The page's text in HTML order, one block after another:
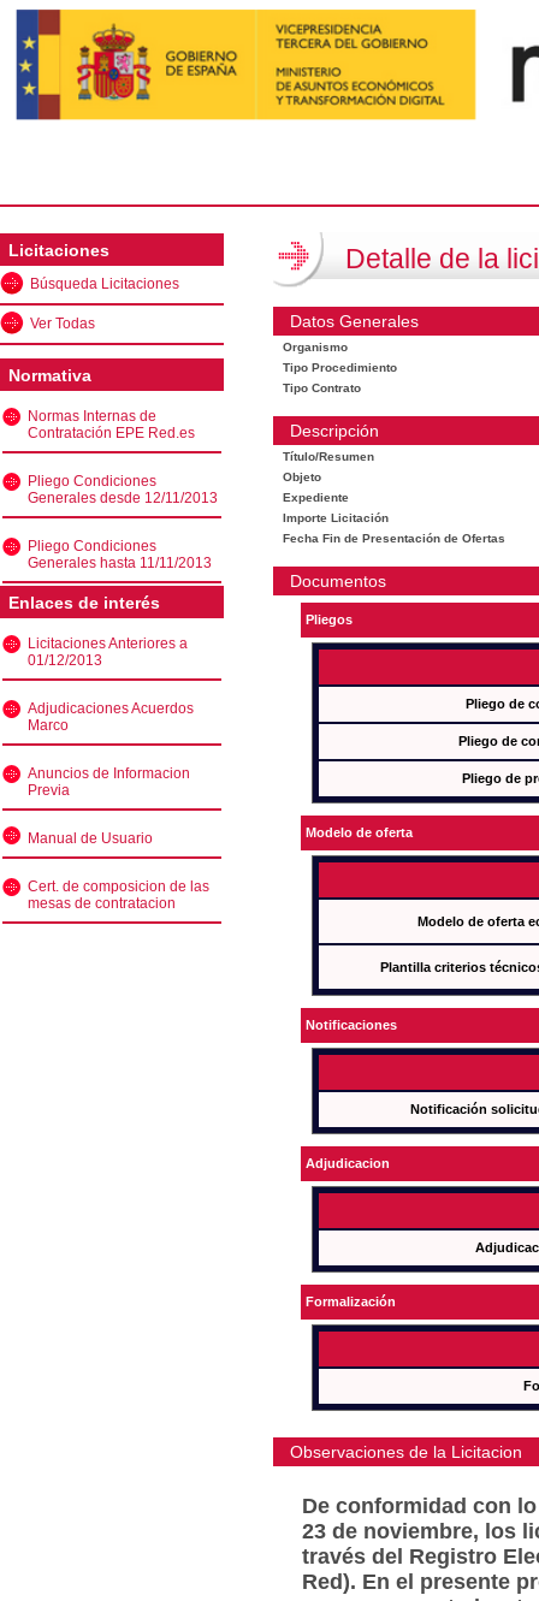
Licitaciones
Búsqueda Licitaciones
Ver Todas
Normativa
Normas Internas de
Contratación EPE Red.es
Pliego Condiciones
Generales desde 12/11/2013
Pliego Condiciones
Generales hasta 11/11/2013
Enlaces de interés
Licitaciones Anteriores a
01/12/2013
Adjudicaciones Acuerdos
Marco
Anuncios de Informacion
Previa
Manual de Usuario
Cert. de composicion de las
mesas de contratacion
Detalle de la
Datos Generales
Organismo
Tipo Procedimiento
Tipo Contrato
Descripción
Título/Resumen
Objeto
Expediente
Importe Licitación
Fecha Fin de Presentación de Ofertas
Documentos
Pliegos
Pliego de
Pliego de
Pliego de
Modelo de oferta
Modelo de oferta
Plantilla criterios
Notificaciones
Notificación
Adjudicacion
Formalización
Observaciones de la Licitacion
De conformidad con
23 de noviembre, los
través del Registro
Red). En el presente